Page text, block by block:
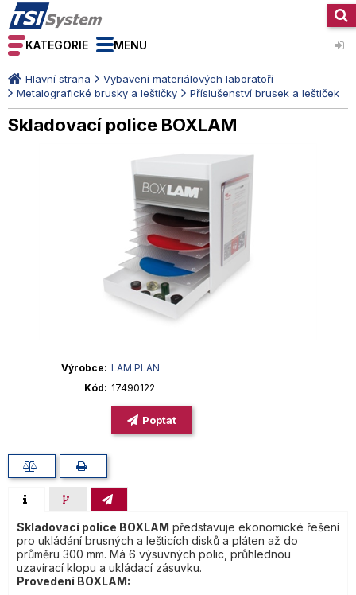
KATEGORIE MENU
Hlavní strana
Vybavení materiálových laboratoří
Metalografické brusky a leštičky
Příslušenství brusek a leštiček
Skladovací police BOXLAM
Výrobce
LAM PLAN
Kód
17490122
Poptat
Skladovací police BOXLAM představuje ekonomické řešení
pro ukládání brusných a lešticích disků a pláten až do
průměru 300 mm. Má 6 výsuvných polic, průhlednou
uzavírací klopu a ukládací zásuvku.
Provedení BOXLAM: